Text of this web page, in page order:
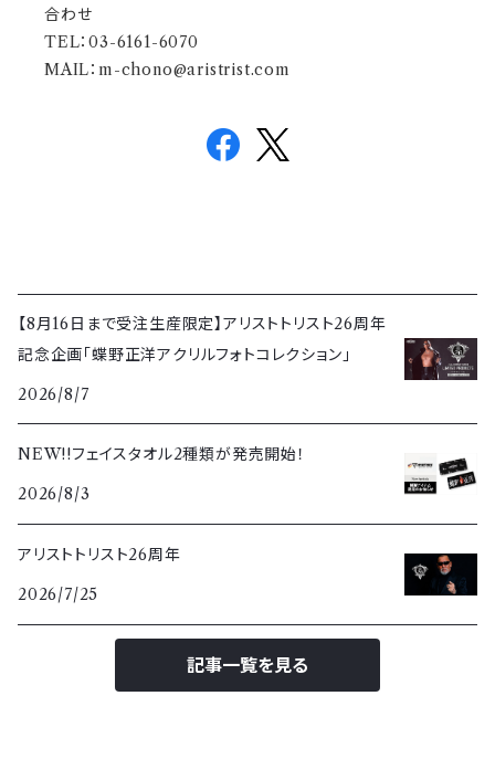
合わせ
TEL：03-6161-6070
MAIL： m-chono@aristrist.com
【8月16日まで受注生産限定】アリストトリスト26周年
記念企画「蝶野正洋アクリルフォトコレクション」
2026/8/7
NEW!!フェイスタオル2種類が発売開始！
2026/8/3
アリストトリスト26周年
2026/7/25
記事一覧を見る